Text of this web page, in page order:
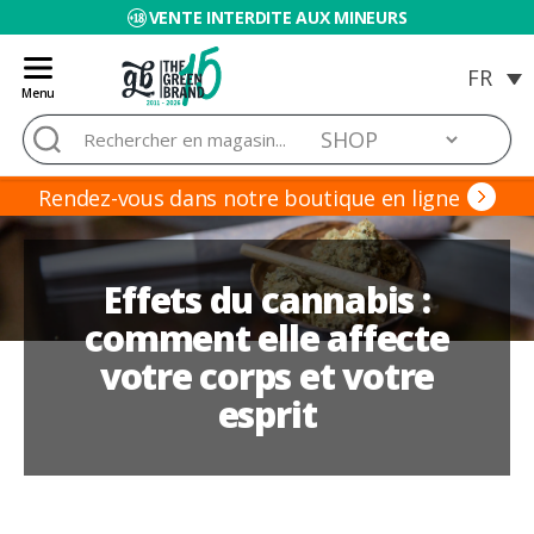
VENTE INTERDITE AUX MINEURS
Menu
Blog
de
Grow
Barato
Rechercher :
Rendez-vous dans notre boutique en ligne
Effets du cannabis :
comment elle affecte
votre corps et votre
esprit